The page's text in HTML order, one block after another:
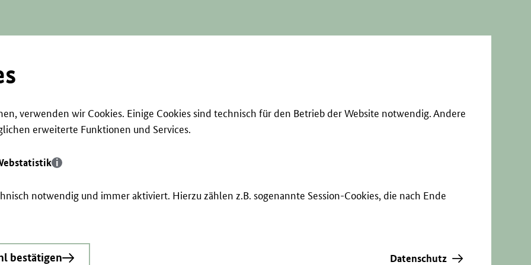
verwenden wir Cookies. Einige Cookies sind technisch für den Betrieb der Website notwendig. Andere
erweiterte Funktionen und Services.
notwendig und immer aktiviert. Hierzu zählen z.B. sogenannte Session-Cookies, die nach Ende
bestätigen Datenschutz